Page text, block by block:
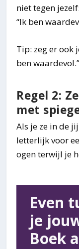
niet tegen
“Ik ben
Tip: zeg er ook
ben waardevol.”
Regel 2:
met
Als je ze in de
letterlijk voor
ogen terwijl je
Even
je
Boek